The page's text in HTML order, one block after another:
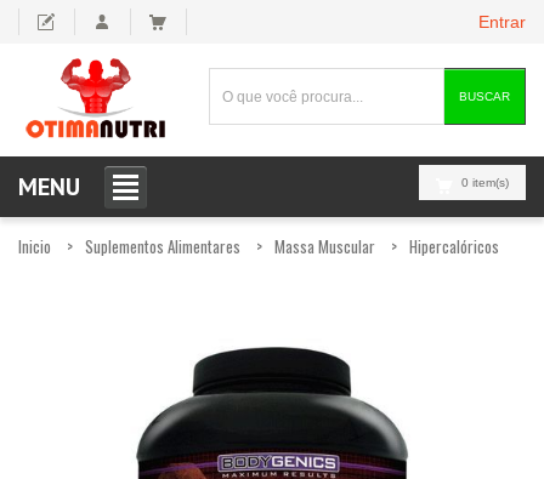
Entrar
BUSCAR
0 item(s)
MENU
Inicio Suplementos Alimentares Massa Muscular Hipercalóricos